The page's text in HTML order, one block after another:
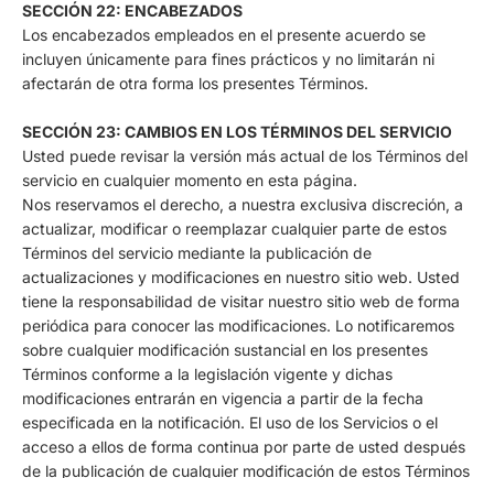
SECCIÓN 22: ENCABEZADOS
Los encabezados empleados en el presente acuerdo se
incluyen únicamente para fines prácticos y no limitarán ni
afectarán de otra forma los presentes Términos.
SECCIÓN 23: CAMBIOS EN LOS TÉRMINOS DEL SERVICIO
Usted puede revisar la versión más actual de los Términos del
servicio en cualquier momento en esta página.
Nos reservamos el derecho, a nuestra exclusiva discreción, a
actualizar, modificar o reemplazar cualquier parte de estos
Términos del servicio mediante la publicación de
actualizaciones y modificaciones en nuestro sitio web. Usted
tiene la responsabilidad de visitar nuestro sitio web de forma
periódica para conocer las modificaciones. Lo notificaremos
sobre cualquier modificación sustancial en los presentes
Términos conforme a la legislación vigente y dichas
modificaciones entrarán en vigencia a partir de la fecha
especificada en la notificación. El uso de los Servicios o el
acceso a ellos de forma continua por parte de usted después
de la publicación de cualquier modificación de estos Términos